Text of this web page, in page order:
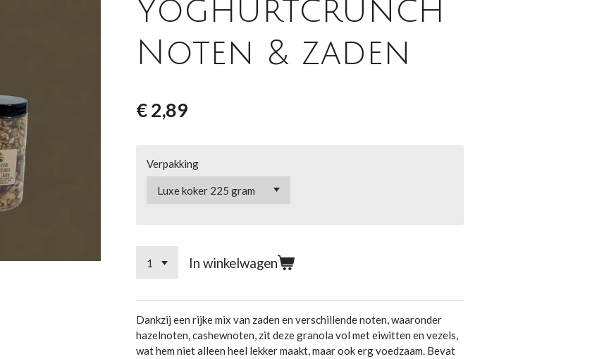
Yoghurtcrunch
Noten & zaden
€ 2,89
Verpakking
In winkelwagen
Dankzij een rijke mix van zaden en verschillende noten, waaronder
hazelnoten, cashewnoten, zit deze granola vol met eiwitten en vezels,
wat hem niet alleen heel lekker maakt, maar ook erg voedzaam. Bevat